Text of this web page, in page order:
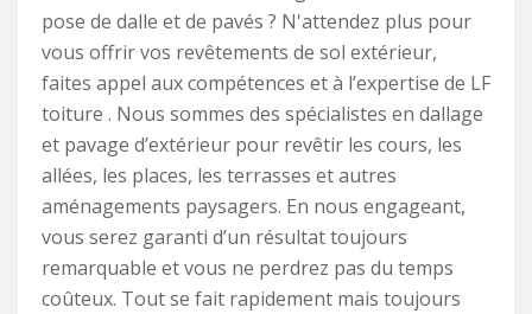
pose de dalle et de pavés ? N'attendez plus pour
vous offrir vos revêtements de sol extérieur,
faites appel aux compétences et à l’expertise de LF
toiture . Nous sommes des spécialistes en dallage
et pavage d’extérieur pour revêtir les cours, les
allées, les places, les terrasses et autres
aménagements paysagers. En nous engageant,
vous serez garanti d’un résultat toujours
remarquable et vous ne perdrez pas du temps
coûteux. Tout se fait rapidement mais toujours